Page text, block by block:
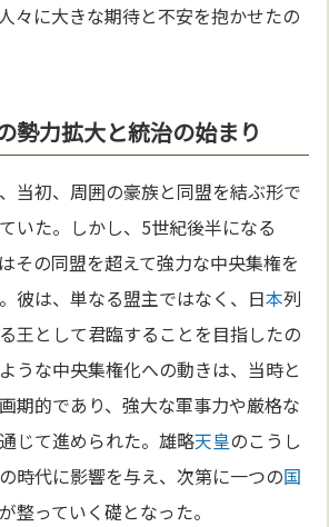
々に大きな期待と不安を抱かせたの
勢力拡大と統治の始まり
当初、周囲の豪族と同盟を結ぶ形で
いた。しかし、5世紀後半になる
はその同盟を超えて強力な中央集権を
彼は、単なる盟主ではなく、日本列
王として君臨することを目指したの
うな中央集権化への動きは、当時と
期的であり、強大な軍事力や厳格な
じて進められた。雄略天皇のこうし
時代に影響を与え、次第に一つの国
整っていく礎となった。